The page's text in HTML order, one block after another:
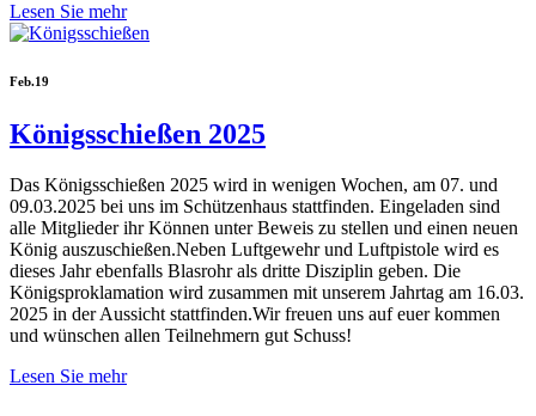
Lesen Sie mehr
Feb.19
Königsschießen 2025
Das Königsschießen 2025 wird in wenigen Wochen, am 07. und
09.03.2025 bei uns im Schützenhaus stattfinden. Eingeladen sind
alle Mitglieder ihr Können unter Beweis zu stellen und einen neuen
König auszuschießen.Neben Luftgewehr und Luftpistole wird es
dieses Jahr ebenfalls Blasrohr als dritte Disziplin geben. Die
Königsproklamation wird zusammen mit unserem Jahrtag am 16.03.
2025 in der Aussicht stattfinden.Wir freuen uns auf euer kommen
und wünschen allen Teilnehmern gut Schuss!
Lesen Sie mehr